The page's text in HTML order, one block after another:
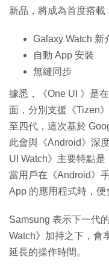
新品，將成為首度搭載
Galaxy Watch 新
自動 App 安裝
無縫同步
據悉，《One UI 》是
面，分別支援《Tizen
至四代，這次基於
此會與《Android》深
UI Watch》主要特點是
當用戶在《Android》
App 的應用程式時，便
Samsung 表示下一代
Watch》加持之下，會
延長的操作時間。